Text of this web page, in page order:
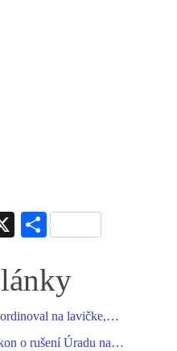
X S
re
na lavičke,…
o rušení Úradu na…